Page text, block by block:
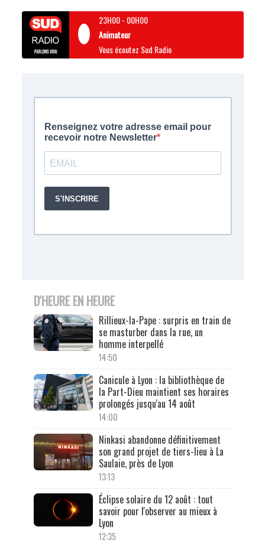
23H00- 00H00
Animateur
Vous écoutez Sud Radio
D'HEURE EN HEURE
Rillieux-la-Pape : surpris en train de
se masturber dans la rue, un
homme interpellé
14:50
Canicule à Lyon : la bibliothèque de
la Part-Dieu maintient ses horaires
prolongés jusqu'au 14 août
14:00
Ninkasi abandonne définitivement
son grand projet de tiers-lieu à La
Saulaie, près de Lyon
13:13
Éclipse solaire du 12 août : tout
savoir pour l'observer au mieux à
Lyon
12:35